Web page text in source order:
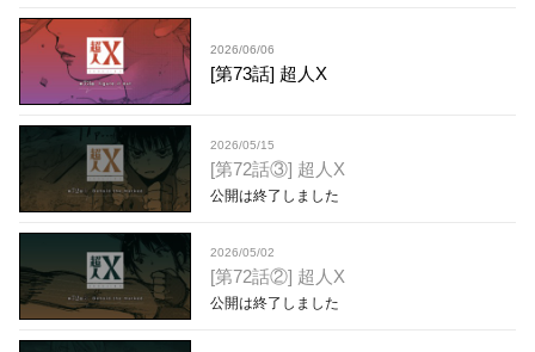
2026/06/06
[第73話] 超人X
2026/05/15
[第72話③] 超人X
公開は終了しました
2026/05/02
[第72話②] 超人X
公開は終了しました